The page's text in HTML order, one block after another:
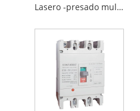
Lasero -presado muldita kaz -cirkvitfrapilo MCCB